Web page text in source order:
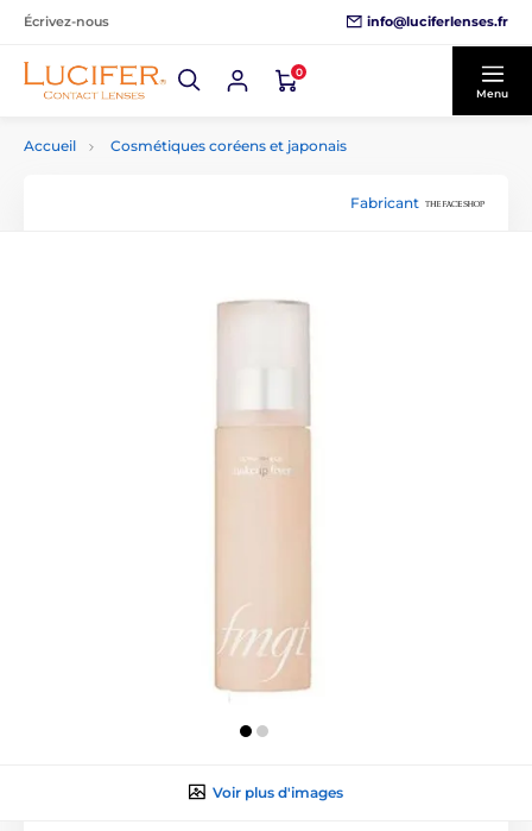
Écrivez-nous info@luciferlenses.fr
0
Menu
Accueil Cosmétiques coréens et japonais
Fabricant
Voir plus d'images